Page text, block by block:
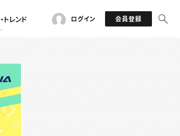
トレンド ログイン 会員登録